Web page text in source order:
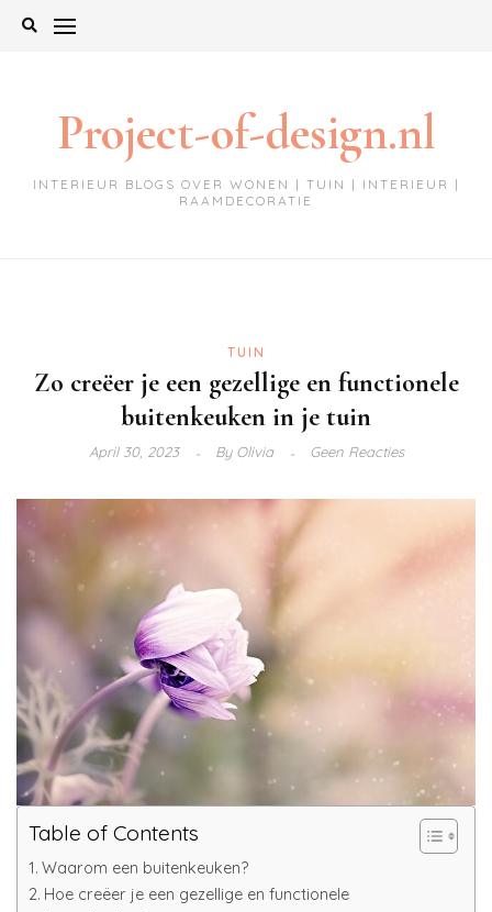
Project-of-design.nl
INTERIEUR BLOGS OVER WONEN | TUIN | INTERIEUR |
RAAMDECORATIE
TUIN
Zo creëer je een gezellige en functionele
buitenkeuken in je tuin
April 30, 2023 ByOlivia Geen Reacties
Table of Contents
Waarom een buitenkeuken?
Hoe creëer je een gezellige en functionele